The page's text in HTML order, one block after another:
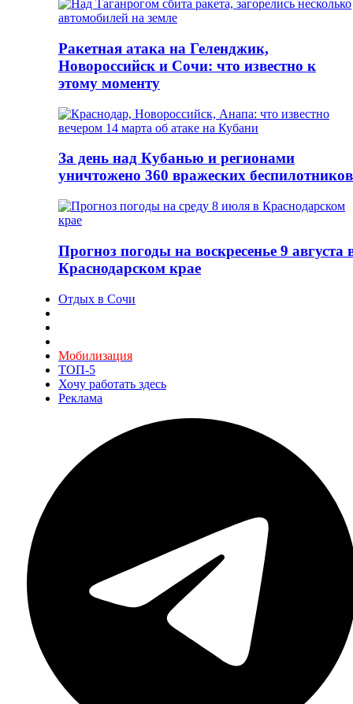
Ракетная атака на Геленджик,
Новороссийск и Сочи: что известно к
этому моменту
За день над Кубанью и регионами
уничтожено 360 вражеских беспилотников
Прогноз погоды на воскресенье 9 августа
Краснодарском крае
Отдых в Сочи
Мобилизация
ТОП-5
Хочу работать здесь
Реклама